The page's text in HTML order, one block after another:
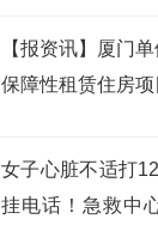
【报资讯】厦门
保障性租赁住房
女子心脏不适打
挂电话！急救中